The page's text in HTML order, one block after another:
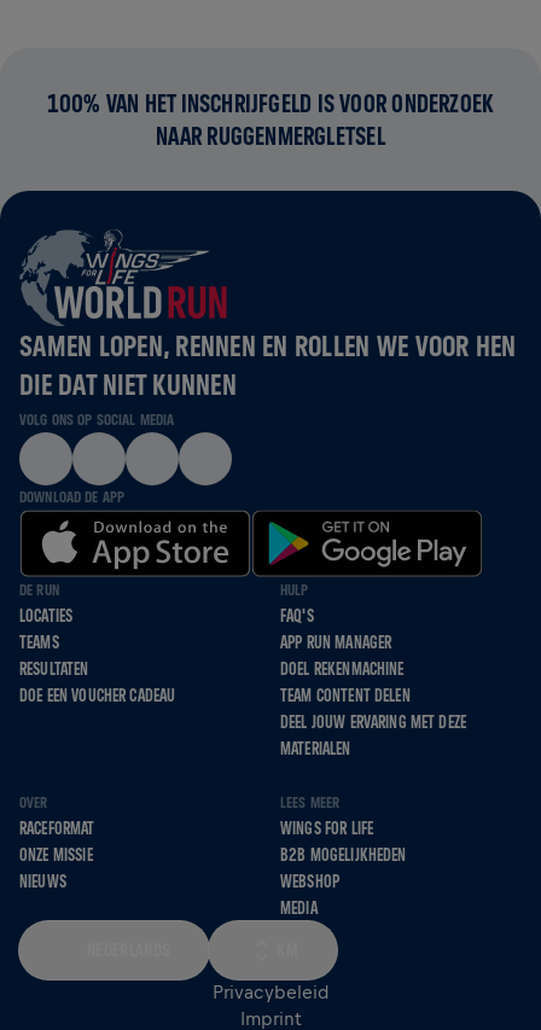
100% VAN HET INSCHRIJFGELD IS VOOR ONDERZOEK
NAAR RUGGENMERGLETSEL
SAMEN LOPEN, RENNEN EN ROLLEN WE VOOR HEN
DIE DAT NIET KUNNEN
VOLG ONS OP SOCIAL MEDIA
DOWNLOAD DE APP
DE RUN
LOCATIES
TEAMS
RESULTATEN
DOE EEN VOUCHER CADEAU
HULP
FAQ'S
APP RUN MANAGER
DOEL REKENMACHINE
TEAM CONTENT DELEN
DEEL JOUW ERVARING MET DEZE
MATERIALEN
OVER
RACEFORMAT
ONZE MISSIE
NIEUWS
LEES MEER
WINGS FOR LIFE
B2B MOGELIJKHEDEN
WEBSHOP
MEDIA
Privacybeleid
Imprint